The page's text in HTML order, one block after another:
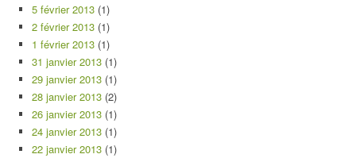
5 février 2013 (1)
2 février 2013 (1)
1 février 2013 (1)
31 janvier 2013 (1)
29 janvier 2013 (1)
28 janvier 2013 (2)
26 janvier 2013 (1)
24 janvier 2013 (1)
22 janvier 2013 (1)